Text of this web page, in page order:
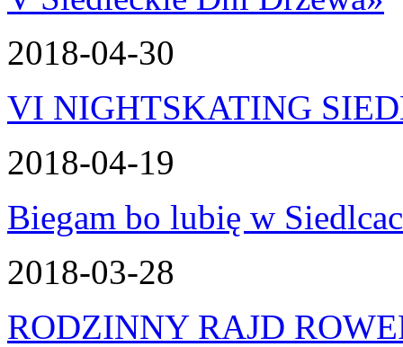
2018-04-30
VI NIGHTSKATING
2018-04-19
Biegam bo lubię w
2018-03-28
RODZINNY RAJD